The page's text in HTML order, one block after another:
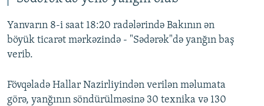
Yanvarın 8-i saat 18:20 radələrində Bakının ən
böyük ticarət mərkəzində - "Sədərək"də yanğın baş
verib.
Fövqəladə Hallar Nazirliyindən verilən məlumata
görə, yanğının söndürülməsinə 30 texnika və 130